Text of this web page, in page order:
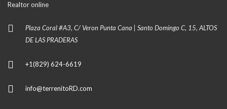
Realtor online
Plaza Coral #A3, C/ Veron Punta Cana | Santo Domingo C, 15, ALTOS
DE LAS PRADERAS
+1(829) 624-6619
info@terrenitoRD.com